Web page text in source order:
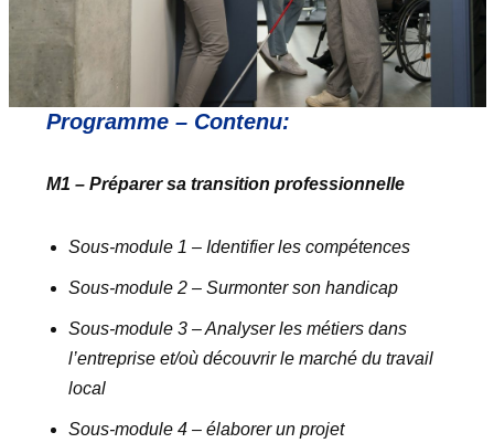
Programme – Contenu:
M1 – Préparer sa transition professionnelle
Sous-module 1 – Identifier les compétences
Sous-module 2 – Surmonter son handicap
Sous-module 3 – Analyser les métiers dans
l’entreprise et/où découvrir le marché du travail
local
Sous-module 4 – élaborer un projet